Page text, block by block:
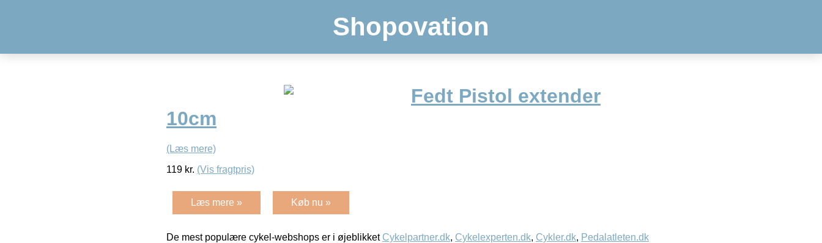
Shopovation
Fedt Pistol extender
10cm
(Læs mere)
119 kr. (Vis fragtpris)
Læs mere » Køb nu »
De mest populære cykel-webshops er i øjeblikket Cykelpartner.dk, Cykelexperten.dk, Cykler.dk, Pedalatleten.dk